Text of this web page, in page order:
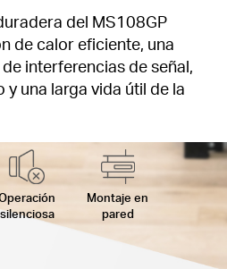
del MS108GP
de calor eficiente, una
interferencias de señal,
una larga vida útil de la
silenciosa
Montaje en
pared